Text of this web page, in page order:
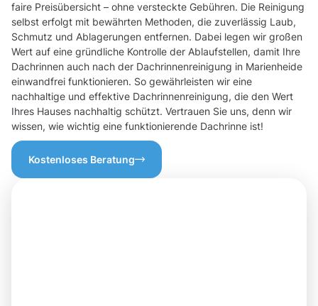
faire Preisübersicht – ohne versteckte Gebühren. Die Reinigung
selbst erfolgt mit bewährten Methoden, die zuverlässig Laub,
Schmutz und Ablagerungen entfernen. Dabei legen wir großen
Wert auf eine gründliche Kontrolle der Ablaufstellen, damit Ihre
Dachrinnen auch nach der Dachrinnenreinigung in Marienheide
einwandfrei funktionieren. So gewährleisten wir eine
nachhaltige und effektive Dachrinnenreinigung, die den Wert
Ihres Hauses nachhaltig schützt. Vertrauen Sie uns, denn wir
wissen, wie wichtig eine funktionierende Dachrinne ist!
Kostenloses Beratung